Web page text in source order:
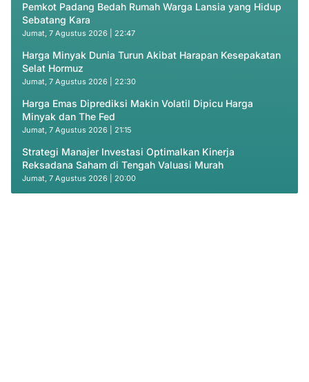
Pemkot Padang Bedah Rumah Warga Lansia yang Hidup
Sebatang Kara
Jumat, 7 Agustus 2026 | 22:47
Harga Minyak Dunia Turun Akibat Harapan Kesepakatan
Selat Hormuz
Jumat, 7 Agustus 2026 | 22:30
Harga Emas Diprediksi Makin Volatil Dipicu Harga
Minyak dan The Fed
Jumat, 7 Agustus 2026 | 21:15
Strategi Manajer Investasi Optimalkan Kinerja
Reksadana Saham di Tengah Valuasi Murah
Jumat, 7 Agustus 2026 | 20:00